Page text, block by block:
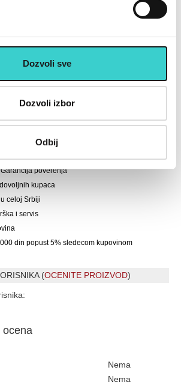
Dozvoli sve
Dozvoli izbor
Odbij
WP026
boji 1 x 5kg-RX WP026
BUMP-5
poverenja
kupaca
celoj Srbiji
i servis
din popust 5% sledecom kupovinom
(OCENITE PROIZVOD)
ocena
Nema
Nema